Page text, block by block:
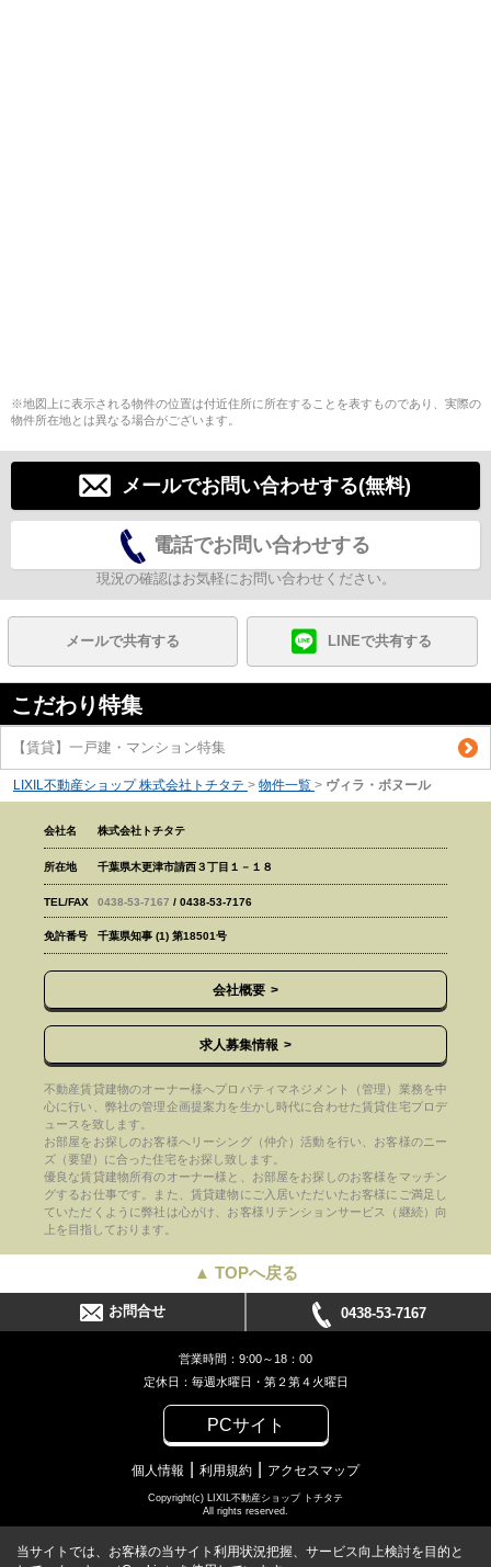
※地図上に表示される物件の位置は付近住所に所在することを表すものであり、実際の
物件所在地とは異なる場合がございます。
メールでお問い合わせする(無料)
電話でお問い合わせする
現況の確認はお気軽にお問い合わせください。
メールで共有する LINEで共有する
こだわり特集
【賃貸】一戸建・マンション特集
LIXIL不動産ショップ 株式会社トチタテ > 物件一覧 > ヴィラ・ボヌール
会社名 株式会社トチタテ
所在地 千葉県木更津市請西３丁目１－１８
TEL/FAX 0438-53-7167 / 0438-53-7176
免許番号 千葉県知事 (1) 第18501号
会社概要
求人募集情報
不動産賃貸建物のオーナー様へプロパティマネジメント（管理）業務を中
心に行い、弊社の管理企画提案力を生かし時代に合わせた賃貸住宅プロデ
ュースを致します。
お部屋をお探しのお客様へリーシング（仲介）活動を行い、お客様のニー
ズ（要望）に合った住宅をお探し致します。
優良な賃貸建物所有のオーナー様と、お部屋をお探しのお客様をマッチン
グするお仕事です。また、賃貸建物にご入居いただいたお客様にご満足し
ていただくように弊社は心がけ、お客様リテンションサービス（継続）向
上を目指しております。
▲ TOPへ戻る
お問合せ 0438-53-7167
営業時間：9:00～18：00
定休日：毎週水曜日・第２第４火曜日
PCサイト
個人情報 利用規約 アクセスマップ
Copyright(c) LIXIL不動産ショップ トチタテ
All rights reserved.
当サイトでは、お客様の当サイト利用状況把握、サービス向上検討を目的と